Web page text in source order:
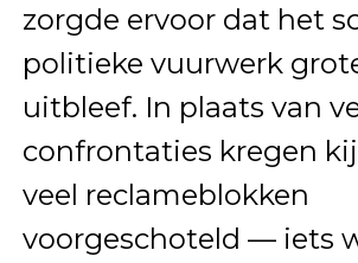
zorgde ervoor dat het
politieke vuurwerk
uitbleef. In plaats van
confrontaties kregen
veel reclameblokken
voorgeschoteld — iets